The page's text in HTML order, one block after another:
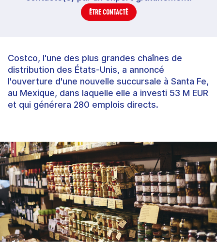
ÊTRE CONTACTÉ
Costco, l'une des plus grandes chaînes de
distribution des États-Unis, a annoncé
l'ouverture d'une nouvelle succursale à Santa Fe,
au Mexique, dans laquelle elle a investi 53 M EUR
et qui générera 280 emplois directs.